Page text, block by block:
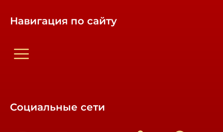
Навигация по сайту
Социальные сети